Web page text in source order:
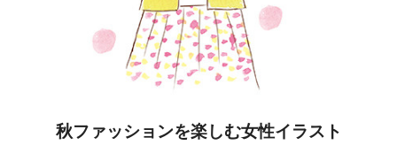
秋ファッションを楽しむ女性イラスト